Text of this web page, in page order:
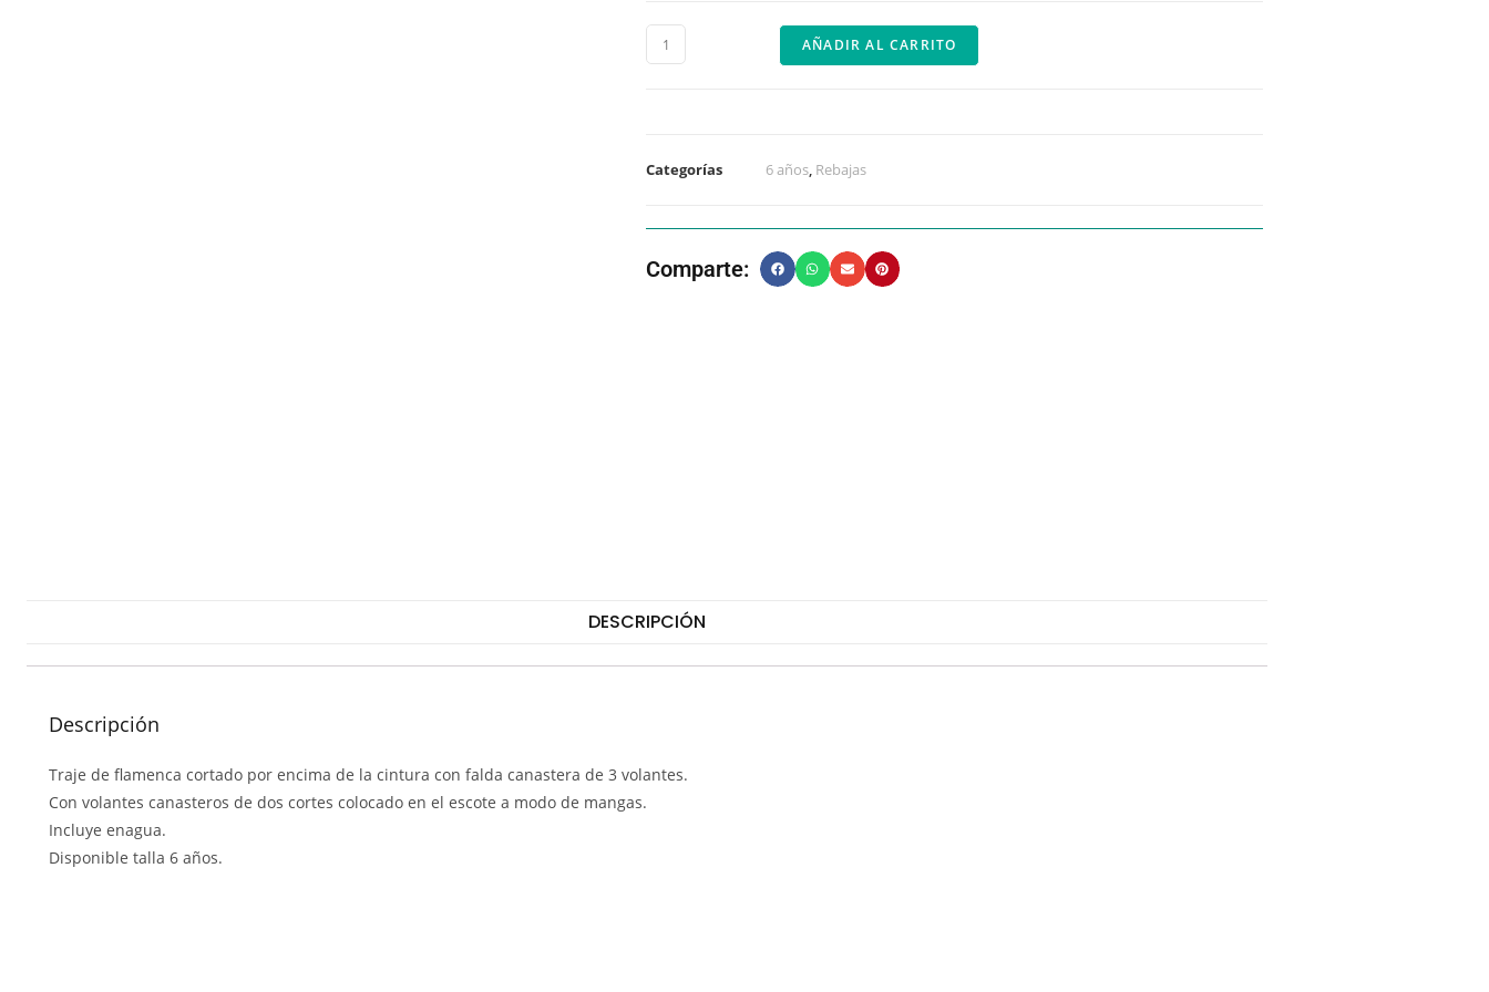
AÑADIR AL CARRITO
Categorías 6 años, Rebajas
Comparte:
DESCRIPCIÓN
Descripción
Traje de flamenca cortado por encima de la cintura con falda canastera de 3 volantes.
Con volantes canasteros de dos cortes colocado en el escote a modo de mangas.
Incluye enagua.
Disponible talla 6 años.